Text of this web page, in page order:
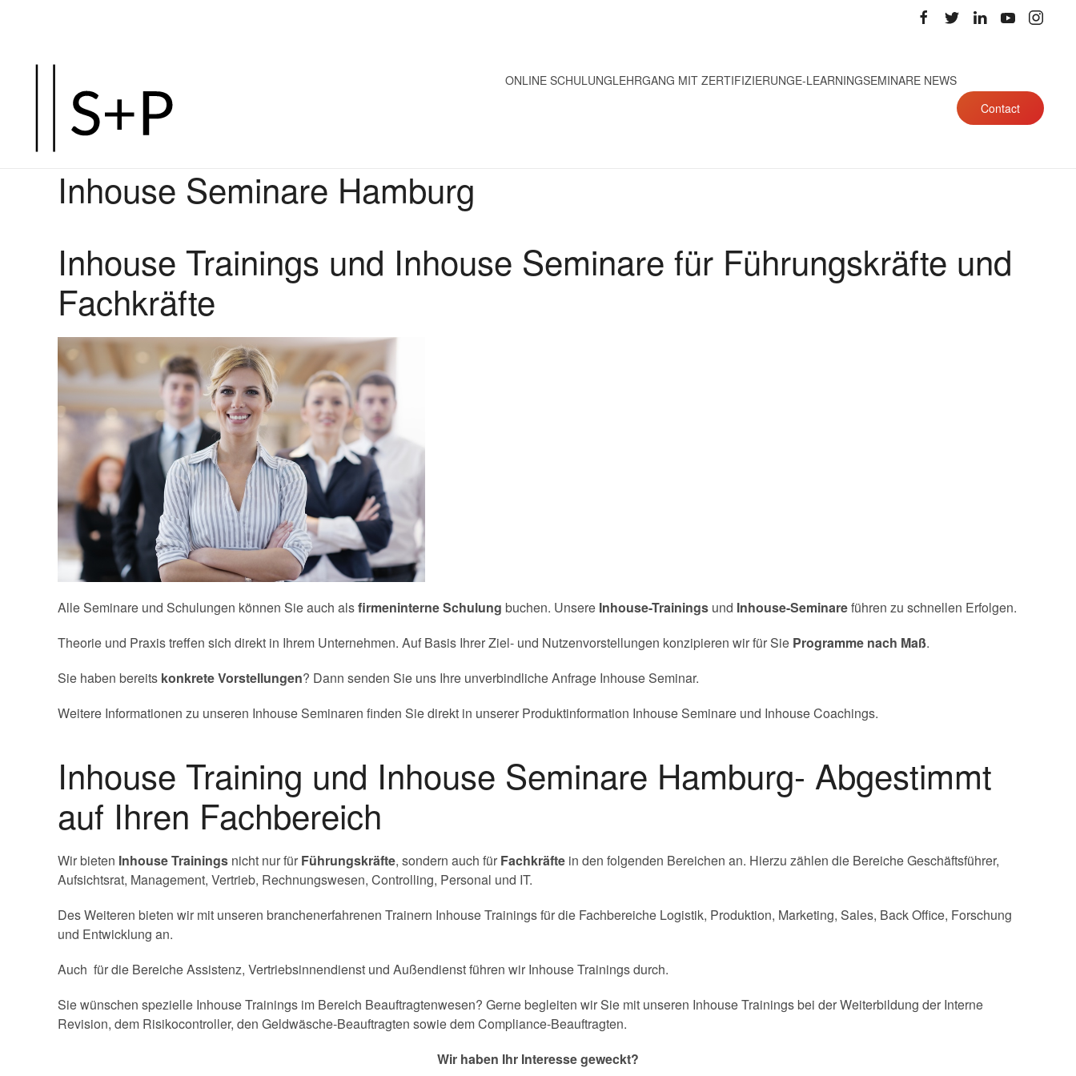
ONLINE SCHULUNGLEHRGANG MIT ZERTIFIZIERUNGE-LEARNINGSEMINARE NEWS
Contact
Inhouse Seminare Hamburg
Inhouse Trainings und Inhouse Seminare für Führungskräfte und
Fachkräfte
Alle Seminare und Schulungen können Sie auch alsfirmeninterne Schulung buchen. Unsere Inhouse-Trainings und Inhouse-Seminareführen zu schnellen Erfolgen.
Theorie und Praxis treffen sich direkt in Ihrem Unternehmen. Auf Basis Ihrer Ziel- und Nutzenvorstellungen konzipieren wir für Sie Programme nach Maß.
Sie haben bereits konkrete Vorstellungen? Dann senden Sie uns Ihre unverbindliche Anfrage Inhouse Seminar.
Weitere Informationen zu unseren Inhouse Seminaren finden Sie direkt in unserer Produktinformation Inhouse Seminare und Inhouse Coachings.
Inhouse Training und Inhouse Seminare Hamburg- Abgestimmt
auf Ihren Fachbereich
Wir bieten Inhouse Trainings nicht nur für Führungskräfte, sondern auch für Fachkräfte in den folgenden Bereichen an. Hierzu zählen die Bereiche Geschäftsführer,
Aufsichtsrat, Management, Vertrieb, Rechnungswesen, Controlling, Personal und IT.
Des Weiteren bieten wir mit unseren branchenerfahrenen Trainern Inhouse Trainings für die Fachbereiche Logistik, Produktion, Marketing, Sales, Back Office, Forschung
und Entwicklung an.
Auch für die Bereiche Assistenz, Vertriebsinnendienst und Außendienst führen wir Inhouse Trainings durch.
Sie wünschen spezielle Inhouse Trainings im Bereich Beauftragtenwesen? Gerne begleiten wir Sie mit unseren Inhouse Trainings bei der Weiterbildung der Interne
Revision, dem Risikocontroller, den Geldwäsche-Beauftragten sowie dem Compliance-Beauftragten.
Wir haben Ihr Interesse geweckt?